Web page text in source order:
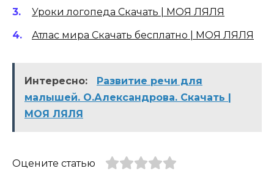
Уроки логопеда Скачать | МОЯ ЛЯЛЯ
Атлас мира Скачать бесплатно | МОЯ ЛЯЛЯ
Интересно:
Развитие речи для
малышей. О.Александрова. Скачать |
МОЯ ЛЯЛЯ
Оцените статью